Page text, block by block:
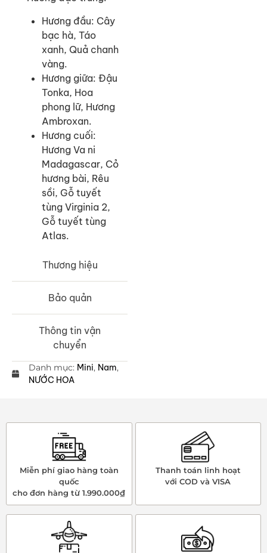
Thương hiệu
Bảo quản
Thông tin vận
chuyển
Hương đầu: Cây
bạc hà, Táo
xanh, Quả chanh
vàng.
Hương giữa: Đậu
Tonka, Hoa
phong lữ, Hương
Ambroxan.
Hương cuối:
Hương Va ni
Madagascar, Cỏ
hương bài, Rêu
sồi, Gỗ tuyết
tùng Virginia 2,
Gỗ tuyết tùng
Atlas.
Danh mục: Mini, Nam,
NƯỚC HOA
Miễn phí giao hàng toàn
quốc
cho đơn hàng từ 1.990.000₫
Thanh toán linh hoạt
với COD và VISA